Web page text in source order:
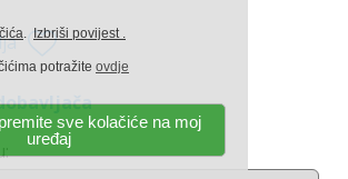
. Izbriši povijest .
potražite ovdje
sve kolačiće na moj
uređaj